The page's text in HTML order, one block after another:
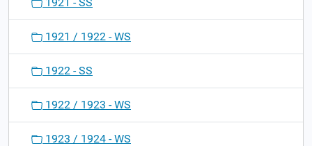
1921 / 1922 - WS
1922 - SS
1922 / 1923 - WS
1923 / 1924 - WS